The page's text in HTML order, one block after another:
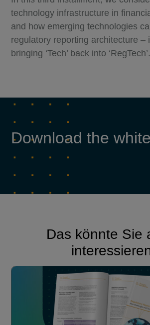
technology infrastructure in
and how emerging technologies
regulatory reporting architecture –
bringing ‘Tech’ back into ‘RegTech’.
Download the
Das könnte Sie